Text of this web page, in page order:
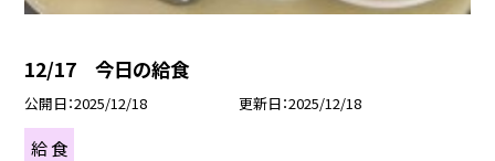
12/17 今日の給食
公開日 2025/12/18 更新日 2025/12/18
給 食